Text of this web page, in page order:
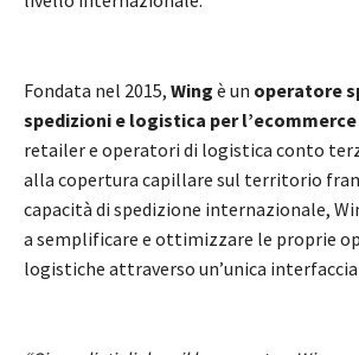
Fondata nel 2015, Wing è un operatore
spedizioni e logistica per l’ecommerce
retailer e operatori di logistica conto
alla copertura capillare sul territorio
capacità di spedizione internazionale,
a semplificare e ottimizzare le proprie
logistiche attraverso un’unica